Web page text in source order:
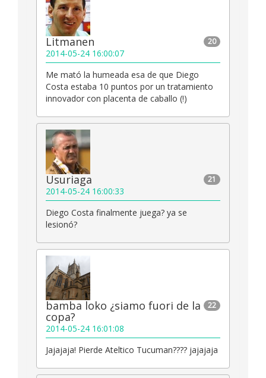
20
Litmanen
2014-05-24 16:00:07
Me mató la humeada esa de que Diego
Costa estaba 10 puntos por un tratamiento
innovador con placenta de caballo (!)
21
Usuriaga
2014-05-24 16:00:33
Diego Costa finalmente juega? ya se
lesionó?
22
bamba loko ¿siamo fuori de la
copa?
2014-05-24 16:01:08
Jajajaja! Pierde Ateltico Tucuman???? jajajaja